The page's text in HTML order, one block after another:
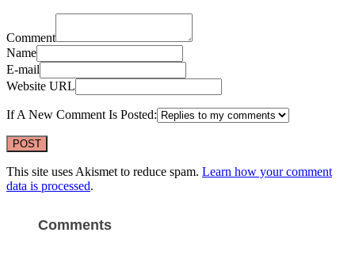
Comment
Name
E-mail
Website URL
If A New Comment Is Posted:
This site uses Akismet to reduce spam. Learn how your comment
data is processed.
Comments